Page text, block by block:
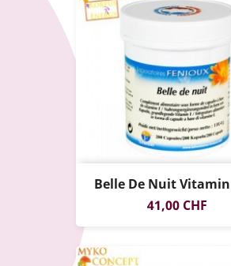
Belle De Nuit Vitamin
Preis
41,00 CHF